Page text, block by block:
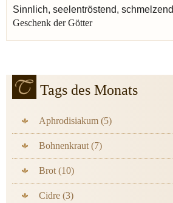
Sinnlich, seelentröstend, schmelzend
Geschenk der Götter
Tags des Monats
Aphrodisiakum (5)
Bohnenkraut (7)
Brot (10)
Cidre (3)